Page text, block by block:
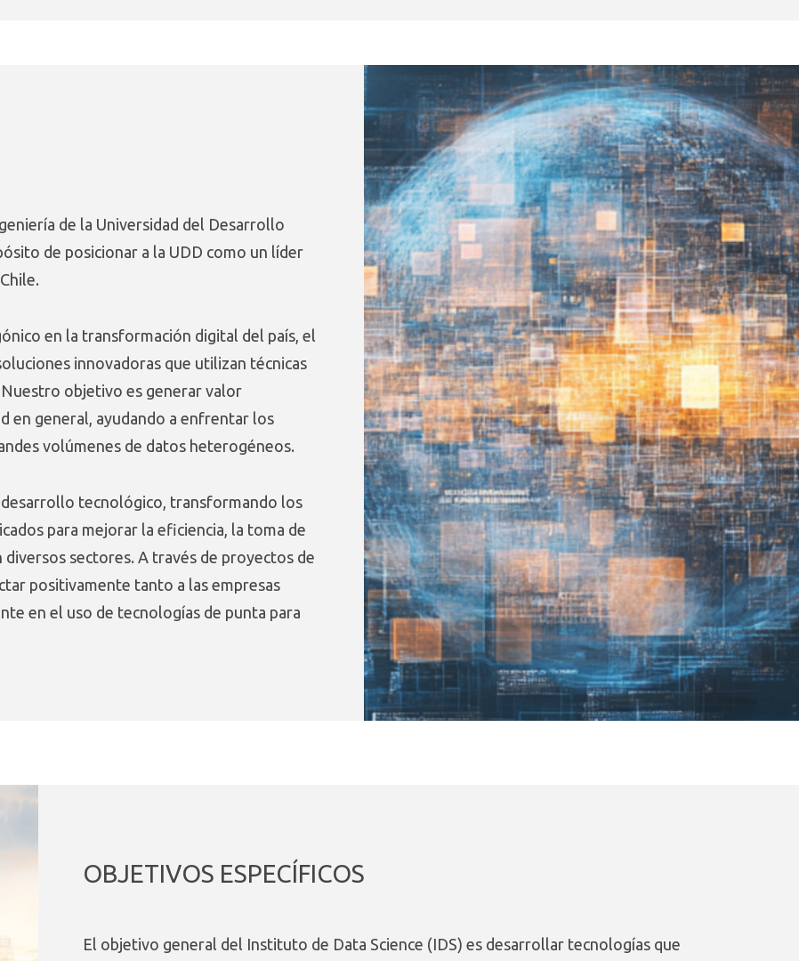
de la Universidad del Desarrollo
de posicionar a la UDD como un líder
en la transformación digital del país, el
innovadoras que utilizan técnicas
objetivo es generar valor
en general, ayudando a enfrentar los
volúmenes de datos heterogéneos.
desarrollo tecnológico, transformando los
para mejorar la eficiencia, la toma de
sectores. A través de proyectos de
positivamente tanto a las empresas
en el uso de tecnologías de punta para
OBJETIVOS ESPECÍFICOS
El objetivo general del Instituto de Data Science (IDS) es desarrollar tecnologías que